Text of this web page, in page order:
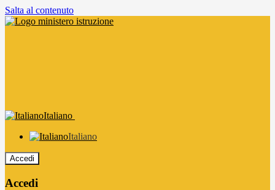
Salta al contenuto
Italiano
Italiano
Accedi
Accedi